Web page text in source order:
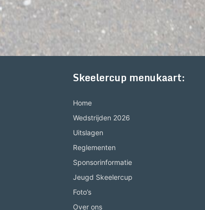
Skeelercup menukaart:
Home
Wedstrijden 2026
Uitslagen
Reglementen
Sponsorinformatie
Jeugd Skeelercup
Foto’s
Over ons